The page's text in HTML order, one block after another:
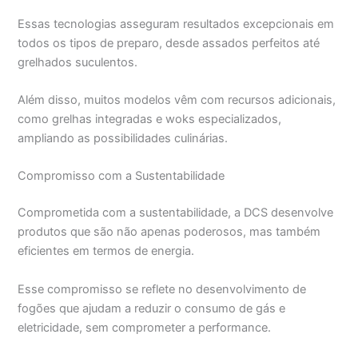
Essas tecnologias asseguram resultados excepcionais em
todos os tipos de preparo, desde assados perfeitos até
grelhados suculentos.
Além disso, muitos modelos vêm com recursos adicionais,
como grelhas integradas e woks especializados,
ampliando as possibilidades culinárias.
Compromisso com a Sustentabilidade
Comprometida com a sustentabilidade, a DCS desenvolve
produtos que são não apenas poderosos, mas também
eficientes em termos de energia.
Esse compromisso se reflete no desenvolvimento de
fogões que ajudam a reduzir o consumo de gás e
eletricidade, sem comprometer a performance.